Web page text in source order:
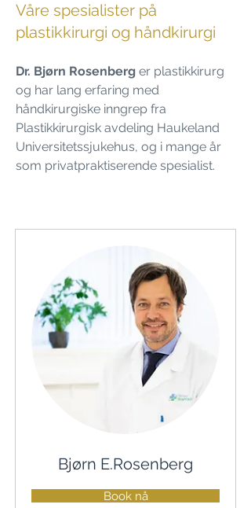
Våre spesialister på
plastikkirurgi og håndkirurgi
Dr. Bjørn Rosenberg er plastikkirurg
og har lang erfaring med
håndkirurgiske inngrep fra
Plastikkirurgisk avdeling Haukeland
Universitetssjukehus, og i mange år
som privatpraktiserende spesialist.
Bjørn E.Rosenberg
Book nå